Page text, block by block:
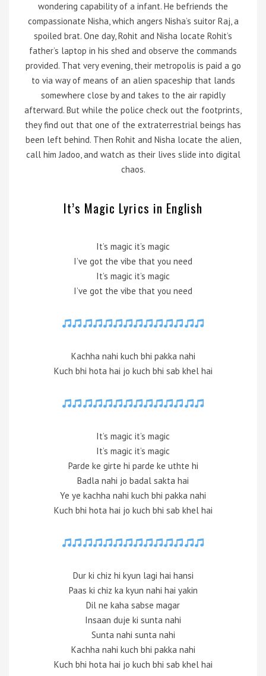
wondering capability of a infant. He befriends the
compassionate Nisha, which angers Nisha’s suitor Raj, a
spoiled brat. One day, Rohit and Nisha locate Rohit’s
father’s laptop in his shed and observe the commands
provided. That very evening, their metropolis is paid a go
to via way of means of an alien spaceship that lands
somewhere close by and takes to the air rapidly
afterward. But while the police check out the footprints,
they find out that one of the extraterrestrial beings has
been left behind. Then Rohit and Nisha locate the alien,
call him Jadoo, and watch as their lives slide into digital
chaos.
It’s Magic Lyrics in English
It’s magic it’s magic
I’ve got the vibe that you need
It’s magic it’s magic
I’ve got the vibe that you need
Kachha nahi kuch bhi pakka nahi
Kuch bhi hota hai jo kuch bhi sab khel hai
It’s magic it’s magic
It’s magic it’s magic
Parde ke girte hi parde ke uthte hi
Badla nahi jo badal sakta hai
Ye ye kachha nahi kuch bhi pakka nahi
Kuch bhi hota hai jo kuch bhi sab khel hai
Dur ki chiz hi kyun lagi hai hansi
Paas ki chiz ka kyun nahi hai yakin
Dil ne kaha sabse magar
Insaan duje ki sunta nahi
Sunta nahi sunta nahi
Kachha nahi kuch bhi pakka nahi
Kuch bhi hota hai jo kuch bhi sab khel hai